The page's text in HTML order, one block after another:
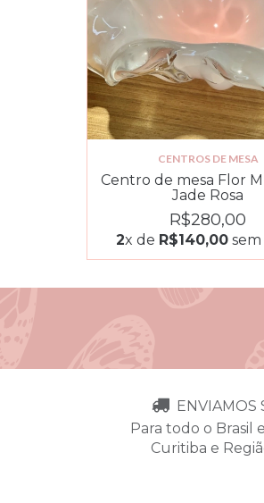
CENTROS DE MESA
Centro de mesa Flor
Jade Rosa
R$280,00
2x de R$140,00sem
ENVIAMOS
Para todo o Brasil
Curitiba e